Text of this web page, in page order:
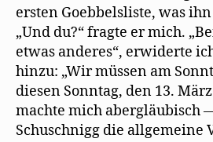
ersten Goebbelsliste, was
„Und du?“ fragte er mich.
etwas anderes“, erwiderte
hinzu: „Wir müssen am
diesen Sonntag, den 13.
machte mich abergläubisch
Schuschnigg die allgemeine